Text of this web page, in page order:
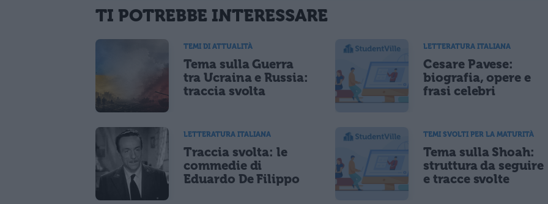
TI POTREBBE INTERESSARE
TEMI DI ATTUALITÀ
Tema sulla Guerra
tra Ucraina e Russia:
traccia svolta
LETTERATURA ITALIANA
Cesare Pavese:
biografia, opere e
frasi celebri
LETTERATURA ITALIANA
Traccia svolta: le
commedie di
Eduardo De Filippo
TEMI SVOLTI PER LA MATURITÀ
Tema sulla Shoah:
struttura da seguire
e tracce svolte